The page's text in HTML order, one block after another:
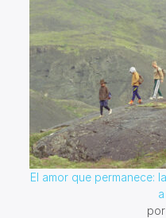
El amor que permanece: